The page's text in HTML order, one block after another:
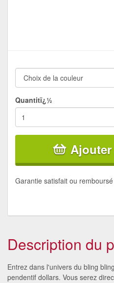
Quantitï¿½
Garantie satisfait ou remboursé
Description du
Entrez dans l'univers du bling
pendentif dollars. Vous serez